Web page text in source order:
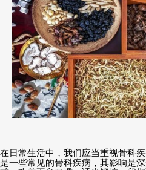
在日常生活中，我们应当重视骨科
是一些常见的骨科疾病，其影响是